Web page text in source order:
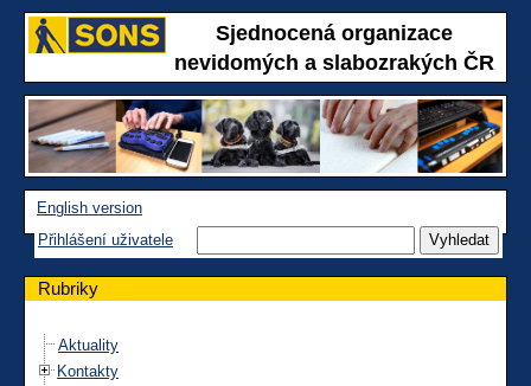
Sjednocená organizace
nevidomých a slabozrakých ČR
English version
Přihlášení uživatele
Rubriky
Aktuality
Kontakty